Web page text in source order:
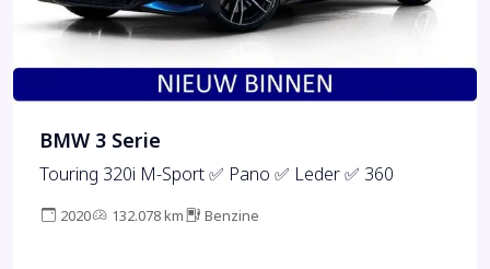
BMW 3 Serie
Touring 320i M-Sport ✅ Pano ✅ Leder ✅ 360
2020 132.078 km Benzine